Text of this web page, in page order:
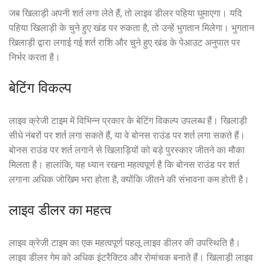
जब खिलाड़ी अपनी शर्त लगा लेते हैं, तो लाइव डीलर पहिया घुमाएगा। यदि
पहिया खिलाड़ी के चुने हुए खंड पर रुकता है, तो उन्हें भुगतान मिलेगा। भुगतान
खिलाड़ी द्वारा लगाई गई शर्त राशि और चुने हुए खंड के पेआउट अनुपात पर
निर्भर करता है।
बेटिंग विकल्प
लाइव क्रेजी टाइम में विभिन्न प्रकार के बेटिंग विकल्प उपलब्ध हैं। खिलाड़ी
सीधे नंबरों पर शर्त लगा सकते हैं, या वे बोनस राउंड पर शर्त लगा सकते हैं।
बोनस राउंड पर शर्त लगाने से खिलाड़ियों को बड़े पुरस्कार जीतने का मौका
मिलता है। हालांकि, यह ध्यान रखना महत्वपूर्ण है कि बोनस राउंड पर शर्त
लगाना अधिक जोखिम भरा होता है, क्योंकि जीतने की संभावना कम होती है।
लाइव डीलर का महत्व
लाइव क्रेजी टाइम का एक महत्वपूर्ण पहलू लाइव डीलर की उपस्थिति है।
लाइव डीलर गेम को अधिक इंटरैक्टिव और रोमांचक बनाते हैं। खिलाड़ी लाइव